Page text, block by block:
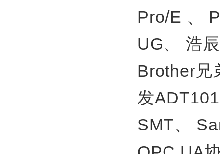
Pro/E 、
UG、
浩
Brother兄
发
SMT、